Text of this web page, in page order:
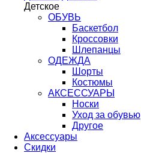
Детское
ОБУВЬ
Баскетбол
Кроссовки
Шлепанцы
ОДЕЖДА
Шорты
Костюмы
АКСЕССУАРЫ
Носки
Уход за обувью
Другое
Аксессуары
Скидки